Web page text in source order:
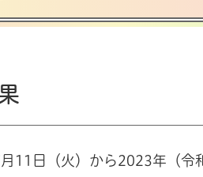
11日（火）から2023年（令